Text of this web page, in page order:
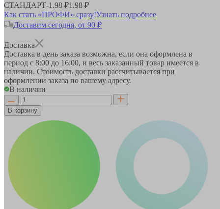
СТАНДАРТ-1.98 ₽1.98 ₽
Как стать «ПРОФИ» сразу!Узнать подробнее
Доставим сегодня, от 90 ₽
Доставка
Доставка в день заказа возможна, если она оформлена в
период с 8:00 до 16:00, и весь заказанный товар имеется в
наличии. Стоимость доставки рассчитывается при
оформлении заказа по вашему адресу.
В наличии
В корзину